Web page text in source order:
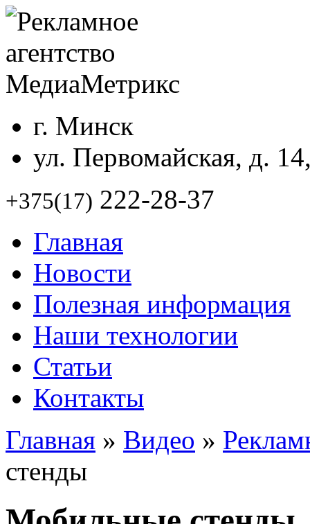
г. Минск
ул. Первомайская, д.
+375(17) 222-28-37
Главная
Новости
Полезная информация
Наши технологии
Статьи
Контакты
Главная » Видео »
стенды